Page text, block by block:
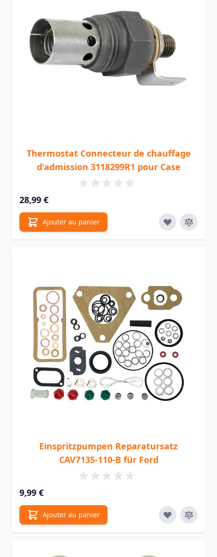
Thermostat Connecteur de chauffage
d'admission 3118299R1 pour Case
28,99 €
Ajouter au panier
Einspritzpumpen Reparatursatz
CAV7135-110-B für Ford
9,99 €
Ajouter au panier